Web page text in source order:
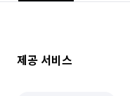
제공 서비스